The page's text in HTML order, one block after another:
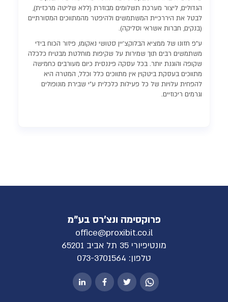
הגדולים, ליצור מערכת תשלומים מבוזרת (ללא שליטה מרכזית),
לבטל את היררכיית המשתמשים ולהיפטר מהמתווכים המסורתיים
(בנקים, חברות אשראי וסליקה).
ע"פ חזונו של ממציא הבלוקצ'יין סטושי נאקומו, פיזור הכוח בידי
משתמשים רבים תוך שמירות על שקיפות מוחלטת מבטיח כלכלה
שקופה והוגנת יותר. בכל עסקה פיננסית כיום מעורבים כחמישה
מתווכים בעסקת ביטקוין אין מתווכים כלל וכלל, המטרה היא
להפחית עלויות של כל פעילות כלכלית ע"י שבירת מונופולים
וגרמים ריכוזיים.
פרוקסימה ונצ'רס בע"מ
office@proxibit.co.il
מונטיפיורי 35 תל אביב 65201
טלפון: 073-3701564